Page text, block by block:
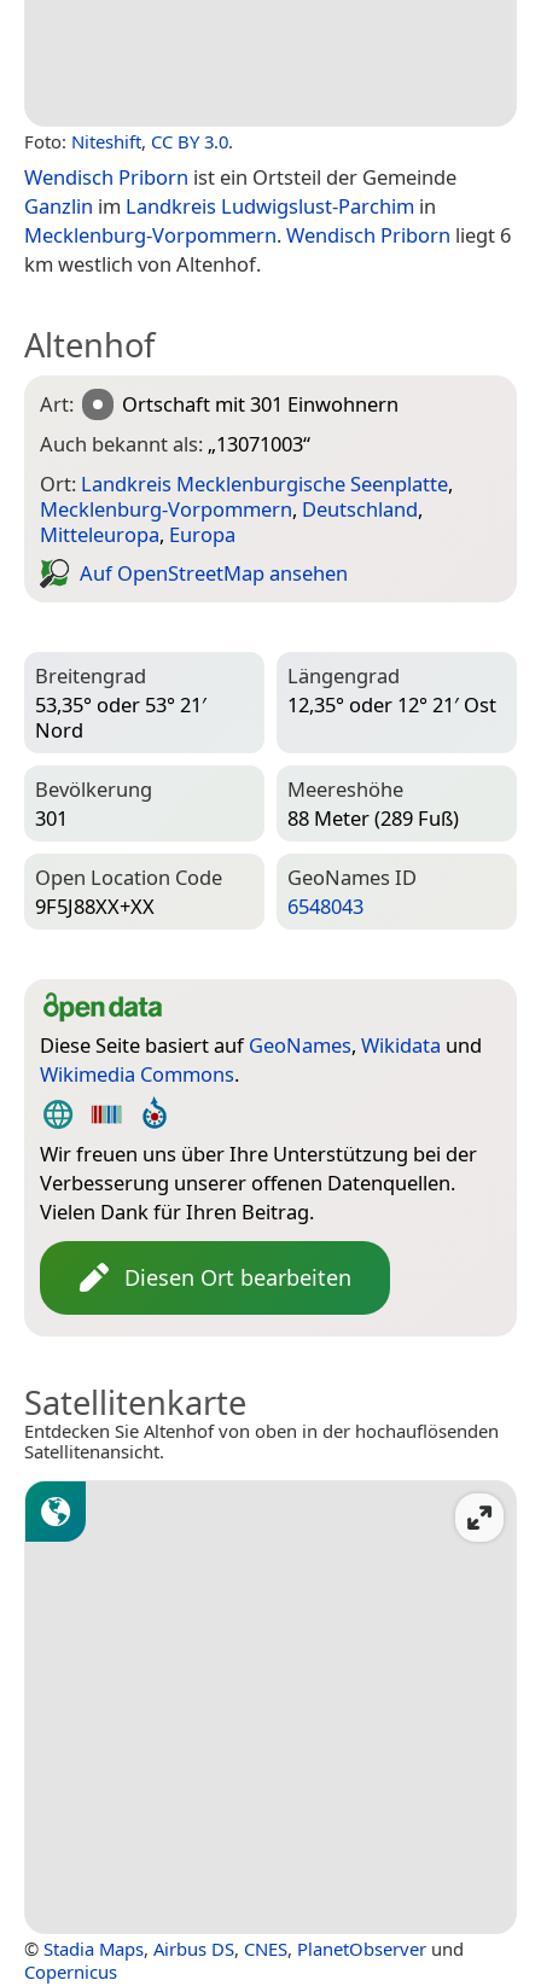
Foto: Niteshift, CC BY 3.0.
Wendisch Priborn ist ein Ortsteil der Gemeinde
Ganzlin im Landkreis Ludwigslust-Parchim in
Mecklenburg-Vorpommern.Wendisch Priborn liegt 6
km westlich von Altenhof.
Altenhof
Art: Ortschaft mit 301 Einwohnern
Auch bekannt als: „13071003“
Ort: Landkreis Mecklenburgische Seenplatte,
Mecklenburg-Vorpommern, Deutschland,
Mitteleuropa, Europa
Auf Open­Street­Map ansehen
Breitengrad
53,35° oder 53° 21′
Nord
Längengrad
12,35° oder 12° 21′ Ost
Bevölkerung
301
Meereshöhe
88 Meter (289 Fuß)
Open Location Code
9F5J88XX+XX
Geo­Names ID
6548043
Diese Seite basiert aufGeoNames, Wikidata und
Wikimedia Commons.
Wir freuen uns über Ihre Unterstützung bei der
Verbesserung unserer offenen Datenquellen.
Vielen Dank für Ihren Beitrag.
Diesen Ort bearbeiten
Satellitenkarte
Entdecken Sie Altenhof von oben in der hochauflösenden
Satellitenansicht.
© Stadia Maps, Airbus DS, CNES, PlanetObserver und
Copernicus